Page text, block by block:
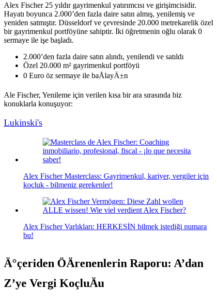
Alex Fischer 25 yıldır gayrimenkul yatırımcısı ve girişimcisidir.
Hayatı boyunca 2.000’den fazla daire satın almış, yenilemiş ve
yeniden satmıştır. Düsseldorf ve çevresinde 20.000 metrekarelik özel
bir gayrimenkul portföyüne sahiptir. İki öğretmenin oğlu olarak 0
sermaye ile işe başladı.
2.000’den fazla daire satın alındı, yenilendi ve satıldı
Özel 20.000 m² gayrimenkul portföyü
0 Euro öz sermaye ile baÅlayÄ±n
Ale Fischer, Yenileme için verilen kısa bir ara sırasında biz
konuklarla konuşuyor:
Lukinski's
Alex Fischer Masterclass: Gayrimenkul, kariyer, vergiler için
koçluk - bilmeniz gerekenler!
Alex Fischer Varlıkları: HERKESİN bilmek istediği numara
bu!
Ä°çeriden ÖÄrenenlerin Raporu: A’dan
Z’ye Vergi KoçluÄu